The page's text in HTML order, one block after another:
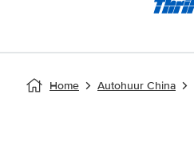
Home Autohuur China